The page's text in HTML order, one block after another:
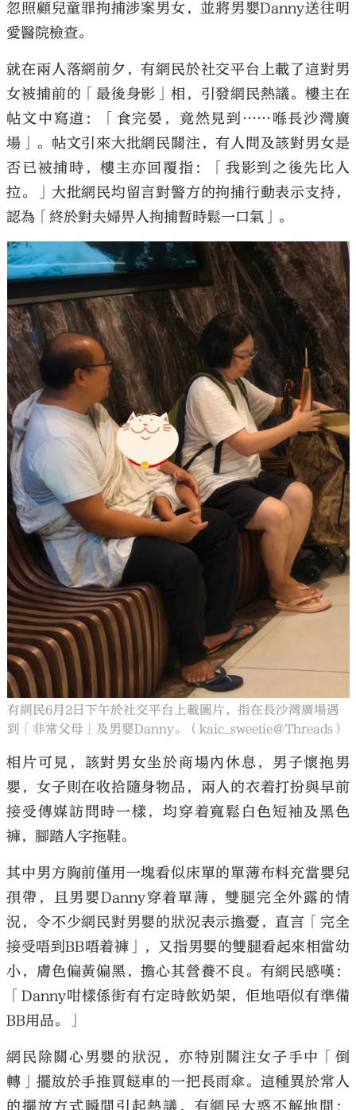
忽照顧兒童罪拘捕涉案男女，並將男嬰Danny送往明
愛醫院檢查。
就在兩人落網前夕，有網民於社交平台上載了這對男
女被捕前的「最後身影」相，引發網民熱議。樓主在
帖文中寫道：「食完晏，竟然見到……喺長沙灣廣
場」。帖文引來大批網民關注，有人問及該對男女是
否已被捕時，樓主亦回覆指：「我影到之後先比人
拉。」大批網民均留言對警方的拘捕行動表示支持，
認為「終於對夫婦畀人拘捕暫時鬆一口氣」。
有網民6月2日下午於社交平台上載圖片，指在長沙灣廣場遇
到「非常父母」及男嬰Danny。（kaic_sweetie＠Threads）
相片可見，該對男女坐於商場內休息，男子懷抱男
嬰，女子則在收拾隨身物品，兩人的衣着打扮與早前
接受傳媒訪問時一樣，均穿着寬鬆白色短袖及黑色
褲，腳踏人字拖鞋。
其中男方胸前僅用一塊看似床單的單薄布料充當嬰兒
孭帶，且男嬰Danny穿着單薄，雙腿完全外露的情
況，令不少網民對男嬰的狀況表示擔憂，直言「完全
接受唔到BB唔着褲」，又指男嬰的雙腿看起來相當幼
小，膚色偏黃偏黑，擔心其營養不良。有網民感嘆：
「Danny咁樣係街有冇定時飲奶架，佢地唔似有準備
BB用品。」
網民除關心男嬰的狀況，亦特別關注女子手中「倒
轉」擺放於手推買餸車的一把長雨傘。這種異於常人
的擺放方式瞬間引起熱議，有網民大惑不解地問：